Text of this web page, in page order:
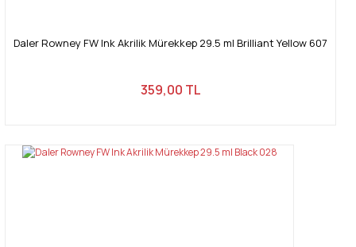
Daler Rowney FW Ink Akrilik Mürekkep 29.5 ml Brilliant Yellow 607
359,00 TL